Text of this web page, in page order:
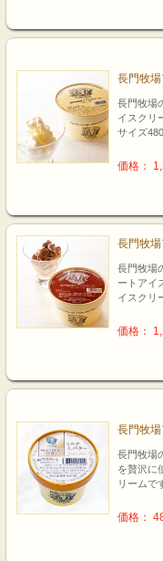
長門牧場
長門牧場
イスクリ
サイズ
価格：
長門牧場
長門牧場
ートアイ
イスクリ
価格：
長門牧場
長門牧場
を贅沢に
リームで
価格：